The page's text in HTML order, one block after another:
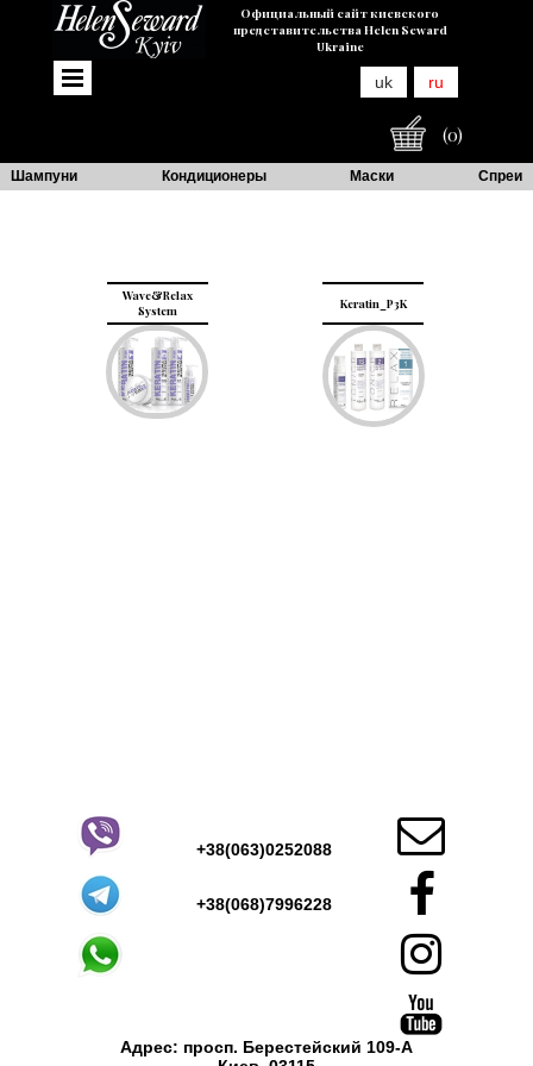
(0)
Официальный сайт киевского
представительства Helen Seward
Ukraine
uk ru
Keratin_P3K
Wave&Relax
System
Шампуни Кондиционеры Маски Спреи

+38(068)7996228
Адрес: просп. Берестейский 109-А


+38(063)0252088